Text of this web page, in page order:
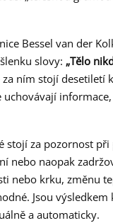
Bessel van der
slovy: „Tělo
ním stojí
uchovávají
stojí za pozornost
nebo naopak
nebo krku, změnu
Jsou
a automaticky.